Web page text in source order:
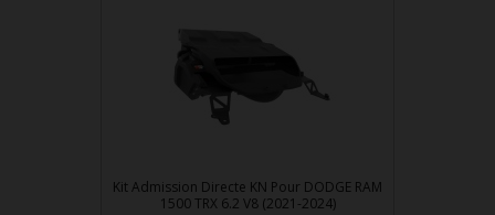
Kit Admission Directe KN Pour DODGE RAM
1500 TRX 6.2 V8 (2021-2024)